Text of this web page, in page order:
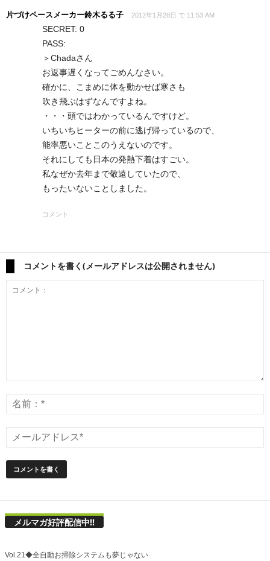
片づけペースメーカー鈴木るる子 2012年1月28日 で 11:53 AM
SECRET: 0
PASS:
＞Chadaさん
お返事遅くなってごめんなさい。
確かに、こまめに体を動かせば寒さも
吹き飛ぶはずなんですよね。
・・・頭ではわかっているんですけど。
いちいちヒーターの前に逃げ帰っているので、
能率悪いことこのうえないのです。
それにしても日本の発熱下着はすごい。
私なぜか去年まで敬遠していたので、
もったいないことしました。
コメント
コメントを書く(メールアドレスは公開されません)
メルマガ好評配信中!!
Vol.21◆全自動お掃除システムも夢じゃない